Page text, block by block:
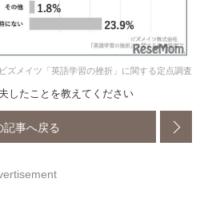
ズメイツ「英語学習の挫折」に関する定点調査
したことを教えてください
記事へ戻る